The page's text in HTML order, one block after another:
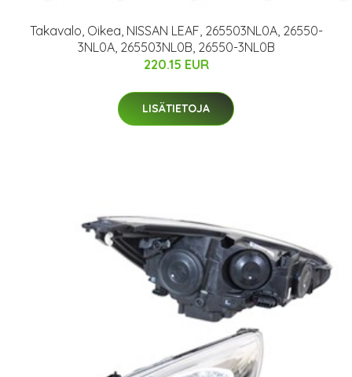
Takavalo, Oikea, NISSAN LEAF, 265503NL0A, 26550-
3NL0A, 265503NL0B, 26550-3NL0B
220.15 EUR
LISÄTIETOJA